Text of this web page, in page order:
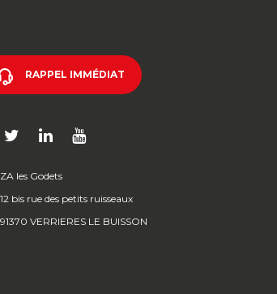
RAPPEL IMMÉDIAT
ZA les Godets
12 bis rue des petits ruisseaux
91370 VERRIERES LE BUISSON